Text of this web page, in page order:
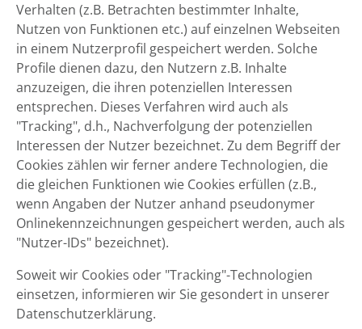
Verhalten (z.B. Betrachten bestimmter Inhalte,
Nutzen von Funktionen etc.) auf einzelnen Webseiten
in einem Nutzerprofil gespeichert werden. Solche
Profile dienen dazu, den Nutzern z.B. Inhalte
anzuzeigen, die ihren potenziellen Interessen
entsprechen. Dieses Verfahren wird auch als
"Tracking", d.h., Nachverfolgung der potenziellen
Interessen der Nutzer bezeichnet. Zu dem Begriff der
Cookies zählen wir ferner andere Technologien, die
die gleichen Funktionen wie Cookies erfüllen (z.B.,
wenn Angaben der Nutzer anhand pseudonymer
Onlinekennzeichnungen gespeichert werden, auch als
"Nutzer-IDs" bezeichnet).
Soweit wir Cookies oder "Tracking"-Technologien
einsetzen, informieren wir Sie gesondert in unserer
Datenschutzerklärung.